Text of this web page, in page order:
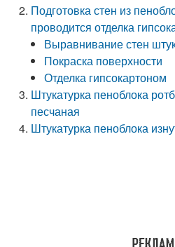
Подготовка стен из
проводится отделка
Выравнивание стен
Покраска поверхности
Отделка гипсокартоном
Штукатурка пеноблока
песчаная
Штукатурка пеноблока